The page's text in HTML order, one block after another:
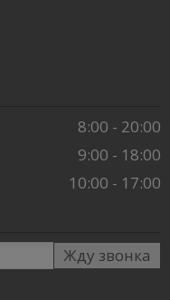
8:00 - 20:00
9:00 - 18:00
10:00 - 17:00
Жду звонка